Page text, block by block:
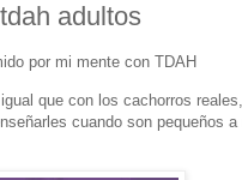
adultos
por mi mente con TDAH
que con los cachorros
cuando son pequeños a